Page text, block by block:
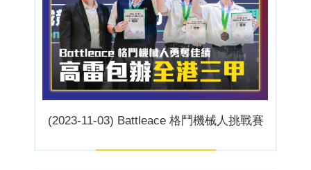
(2023-11-03) Battleace 格鬥機械人挑戰賽